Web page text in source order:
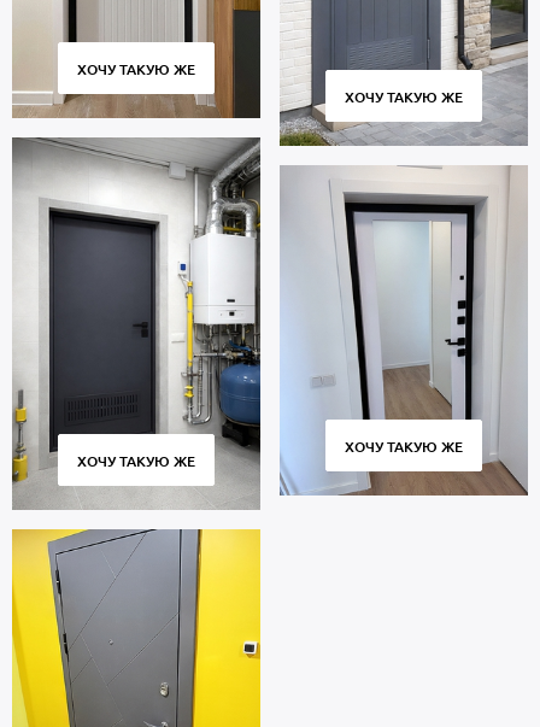
ХОЧУ ТАКУЮ ЖЕ
ХОЧУ ТАКУЮ ЖЕ
ХОЧУ ТАКУЮ ЖЕ
ХОЧУ ТАКУЮ ЖЕ